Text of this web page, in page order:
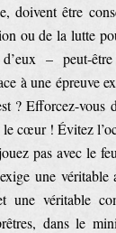
doivent être
ou de la lutte
– peut-
à une épreuve
? Efforcez-vous
le cœur ! Évitez
pas avec le
une véritable
une véritable
dans le